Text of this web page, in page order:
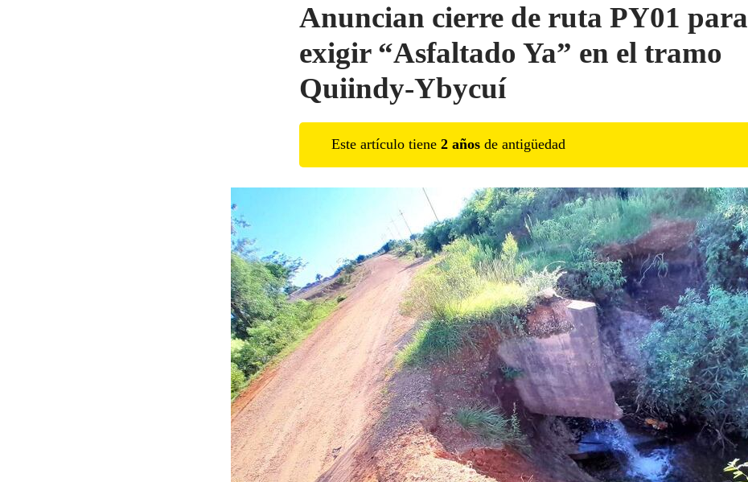
Anuncian cierre de ruta PY01 para
exigir “Asfaltado Ya” en el tramo
Quiindy-Ybycuí
Este artículo tiene 2 años de antigüedad